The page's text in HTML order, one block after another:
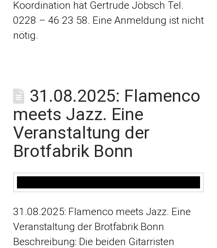
Koordination hat Gertrude Jöbsch Tel.
0228 – 46 23 58. Eine Anmeldung ist nicht
nötig.
31.08.2025: Flamenco
meets Jazz. Eine
Veranstaltung der
Brotfabrik Bonn
31.08.2025: Flamenco meets Jazz. Eine
Veranstaltung der Brotfabrik Bonn
Beschreibung: Die beiden Gitarristen